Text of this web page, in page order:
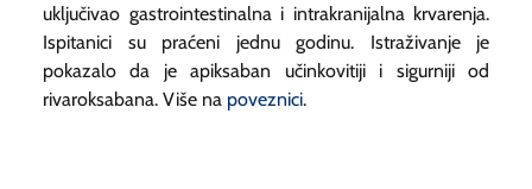
uključivao gastrointestinalna i intrakranijalna krvarenja.
Ispitanici su praćeni jednu godinu. Istraživanje je
pokazalo da je apiksaban učinkovitiji i sigurniji od
rivaroksabana. Više na poveznici.